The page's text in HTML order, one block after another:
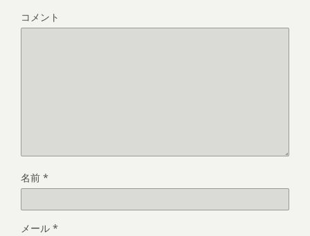
コメント
名前 *
メール *